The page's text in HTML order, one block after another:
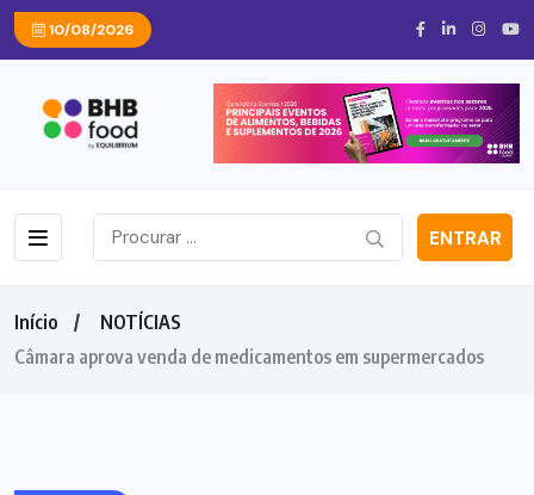
10/08/2026
ENTRAR
Início
NOTÍCIAS
Câmara aprova venda de medicamentos em supermercados